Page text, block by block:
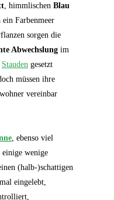
, himmlischen Blau
Farbenmeer
sorgen die
Abwechslung im
Stauden gesetzt
müssen ihre
vereinbar
, ebenso viel
einige wenige
(halb-)schattigen
eingelebt,